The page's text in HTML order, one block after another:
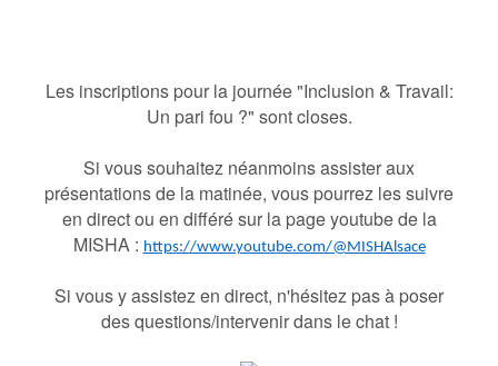
Les inscriptions pour la journée "Inclusion & Travail:
Un pari fou ?" sont closes.
Si vous souhaitez néanmoins assister aux
présentations de la matinée, vous pourrez les suivre
en direct ou en différé sur la page youtube de la
MISHA : https://www.youtube.com/@MISHAlsace
Si vous y assistez en direct, n'hésitez pas à poser
des questions/intervenir dans le chat !